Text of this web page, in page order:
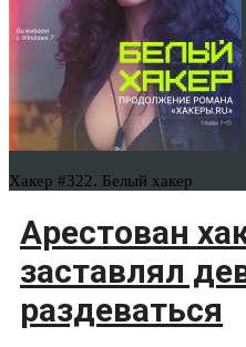
Хакер #322. Белый хакер
Арестован
заставлял
раздеваться